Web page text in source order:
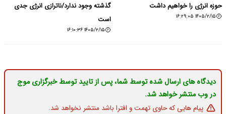
حوزه انرژی را خواهیم داشت
۱۴۰۵/۲/۱۵ ۱۶:۲۹:۰۵
گذشته وجود ندارد/ناترازی انرژی جدی
است
۱۴۰۵/۲/۱۵ ۱۶:۱۰:۳۶
دیدگاه های ارسال شده توسط شما، پس از تایید توسط خبرگزاری موج
در وب منتشر خواهد شد.
پیام هایی که حاوی تهمت و افترا باشد منتشر نخواهد شد.